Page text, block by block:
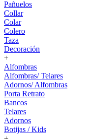
Pañuelos
Collar
Colar
Colero
Taza
Decoración
+
Alfombras
Alfombras/ Telares
Adornos/ Alfombras
Porta Retrato
Bancos
Telares
Adornos
Botijas / Kids